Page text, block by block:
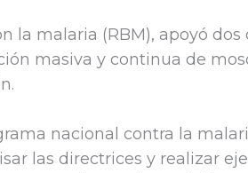
la malaria (RBM), apoyó
masiva y continua de
nacional contra la
las directrices y realizar